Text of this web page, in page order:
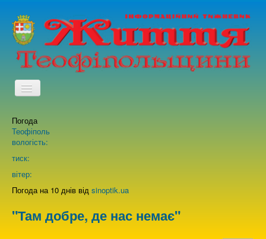
TPL_PROTOSTAR_TOGGLE_MENU
Про нас
Зворотній зв'язок
Погода
Теофіполь
вологість:
тиск:
вітер:
Погода на 10 днів від sinoptik.ua
"Там добре, де нас немає"